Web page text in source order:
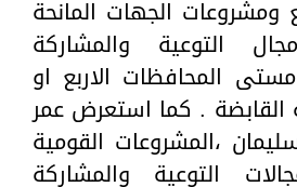
ومشروعات الجهات المانحة
التوعية والمشاركة
المحافظات الاربع او
القابضة . كما استعرض عمر
،المشروعات القومية
التوعية والمشاركة